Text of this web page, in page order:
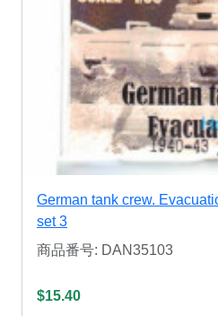
German tank crew.
set 3
商品番号: DAN35103
$15.40